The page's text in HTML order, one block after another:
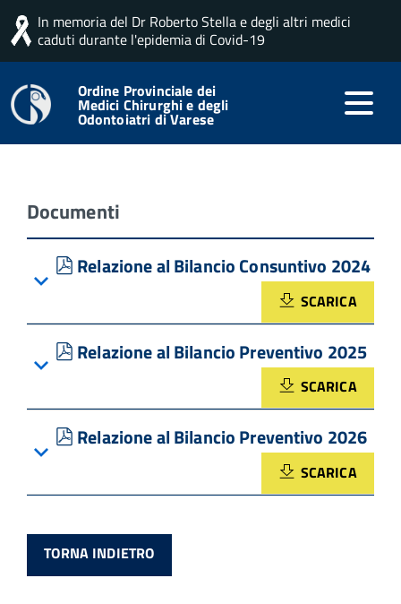
In memoria del Dr Roberto Stella e degli altri medici
caduti durante l'epidemia di Covid-19
Ordine Provinciale dei
Medici Chirurghi e degli
Odontoiatri di Varese
Home DocMan Amministrazione Trasparente
Verbali Collegio Revisori dei Conti
RdC anno 2025
Documenti
pdf
Relazione al Bilancio Consuntivo 2024
SCARICA
pdf
Relazione al Bilancio Preventivo 2025
SCARICA
pdf
Relazione al Bilancio Preventivo 2026
SCARICA
TORNA INDIETRO